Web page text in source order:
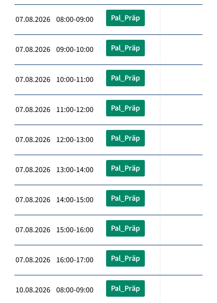
07.08.2026 08:00-09:00 Pal_Präp
07.08.2026 09:00-10:00 Pal_Präp
07.08.2026 10:00-11:00 Pal_Präp
07.08.2026 11:00-12:00 Pal_Präp
07.08.2026 12:00-13:00 Pal_Präp
07.08.2026 13:00-14:00 Pal_Präp
07.08.2026 14:00-15:00 Pal_Präp
07.08.2026 15:00-16:00 Pal_Präp
07.08.2026 16:00-17:00 Pal_Präp
10.08.2026 08:00-09:00 Pal_Präp